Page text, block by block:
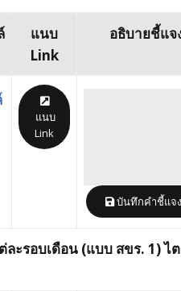
แนบ
Link
อธิบายชี้แจ
แนบ
Link
บันทึกคำชี้แจ
ะรอบเดือน (แบบ สขร. 1) ไ